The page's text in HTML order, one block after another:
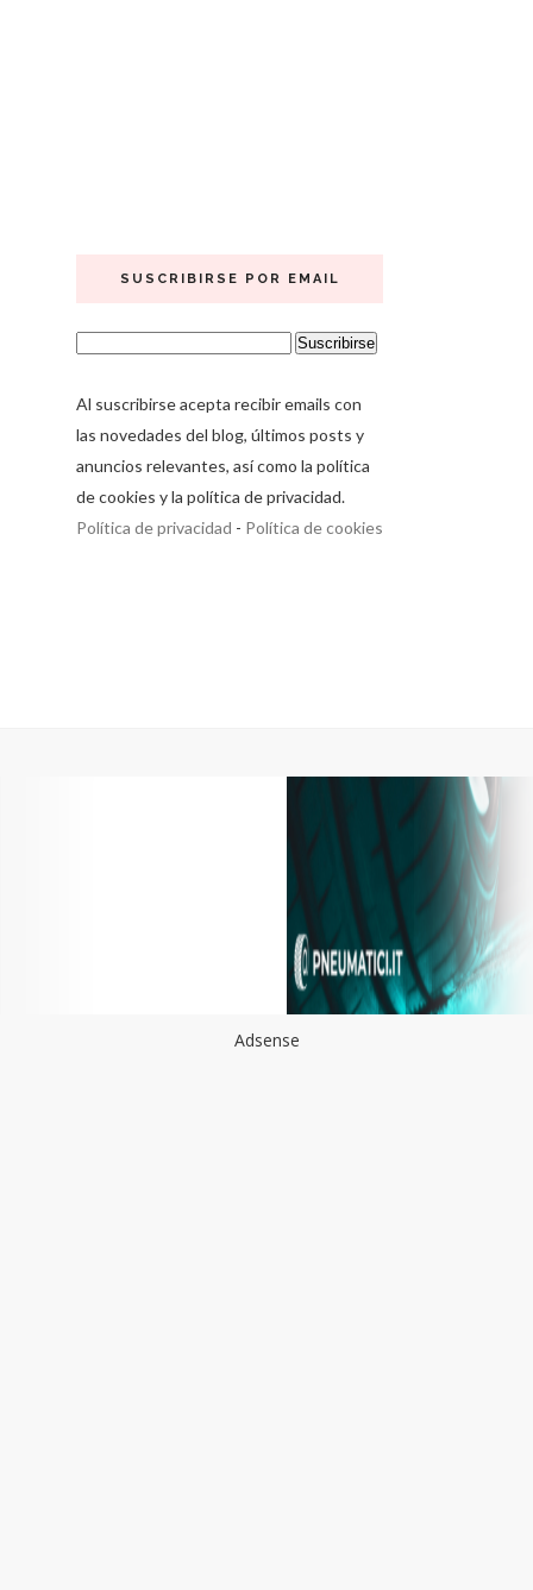
SUSCRIBIRSE POR EMAIL
Al suscribirse acepta recibir emails con
las novedades del blog, últimos posts y
anuncios relevantes, así como la política
de cookies y la política de privacidad.
Política de privacidad - Política de cookies
Adsense